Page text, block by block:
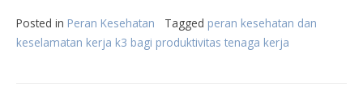
Posted in Peran Kesehatan Tagged peran kesehatan dan
keselamatan kerja k3 bagi produktivitas tenaga kerja